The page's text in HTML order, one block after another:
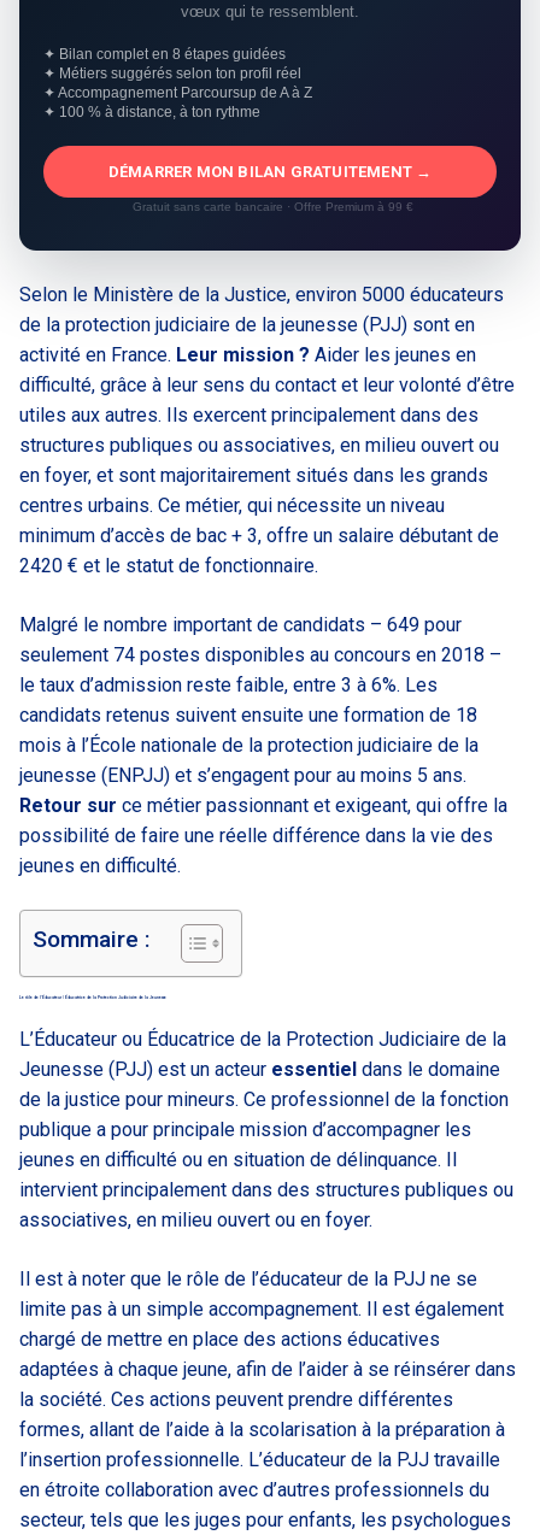
vœux qui te ressemblent.
✦ Bilan complet en 8 étapes guidées
✦ Métiers suggérés selon ton profil réel
✦ Accompagnement Parcoursup de A à Z
✦ 100 % à distance, à ton rythme
DÉMARRER MON BILAN GRATUITEMENT →
Gratuit sans carte bancaire · Offre Premium à 99 €
Selon le Ministère de la Justice, environ 5000 éducateurs
de la protection judiciaire de la jeunesse (PJJ) sont en
activité en France. Leur mission ? Aider les jeunes en
difficulté, grâce à leur sens du contact et leur volonté d’être
utiles aux autres. Ils exercent principalement dans des
structures publiques ou associatives, en milieu ouvert ou
en foyer, et sont majoritairement situés dans les grands
centres urbains. Ce métier, qui nécessite un niveau
minimum d’accès de bac + 3, offre un salaire débutant de
2420 € et le statut de fonctionnaire.
Malgré le nombre important de candidats – 649 pour
seulement 74 postes disponibles au concours en 2018 –
le taux d’admission reste faible, entre 3 à 6%. Les
candidats retenus suivent ensuite une formation de 18
mois à l’École nationale de la protection judiciaire de la
jeunesse (ENPJJ) et s’engagent pour au moins 5 ans.
Retour sur ce métier passionnant et exigeant, qui offre la
possibilité de faire une réelle différence dans la vie des
jeunes en difficulté.
Sommaire :
Le rôle de l’Éducateur / Éducatrice de la Protection Judiciaire de la Jeunesse
L’Éducateur ou Éducatrice de la Protection Judiciaire de la
Jeunesse (PJJ) est un acteur essentiel dans le domaine
de la justice pour mineurs. Ce professionnel de la fonction
publique a pour principale mission d’accompagner les
jeunes en difficulté ou en situation de délinquance. Il
intervient principalement dans des structures publiques ou
associatives, en milieu ouvert ou en foyer.
Il est à noter que le rôle de l’éducateur de la PJJ ne se
limite pas à un simple accompagnement. Il est également
chargé de mettre en place des actions éducatives
adaptées à chaque jeune, afin de l’aider à se réinsérer dans
la société. Ces actions peuvent prendre différentes
formes, allant de l’aide à la scolarisation à la préparation à
l’insertion professionnelle. L’éducateur de la PJJ travaille
en étroite collaboration avec d’autres professionnels du
secteur, tels que les juges pour enfants, les psychologues